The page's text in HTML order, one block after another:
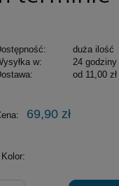
duża ilość
w:
24 godziny
od 11,00 zł
płatności
69,90 zł
Kolor: